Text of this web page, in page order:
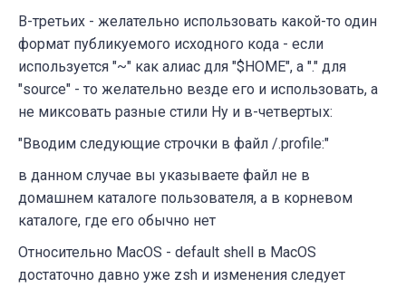
В-третьих - желательно использовать какой-то один
формат публикуемого исходного кода - если
используется "~" как алиас для "$HOME", а "." для
"source" - то желательно везде его и использовать, а
не миксовать разные стили Ну и в-четвертых:
"Вводим следующие строчки в файл /.profile:"
в данном случае вы указываете файл не в
домашнем каталоге пользователя, а в корневом
каталоге, где его обычно нет
Относительно MacOS - default shell в MacOS
достаточно давно уже zsh и изменения следует